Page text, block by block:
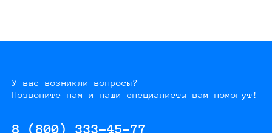
У вас возникли вопросы?
Позвоните нам и наши специалисты вам помогут!
8 (800) 333-45-77